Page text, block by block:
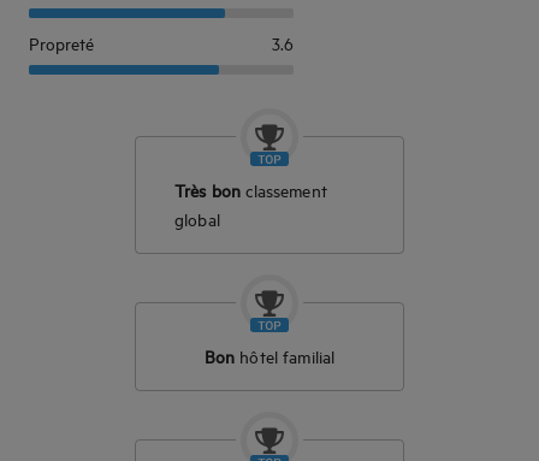
Propreté 3.6
Très bon classement
global
Bon hôtel familial